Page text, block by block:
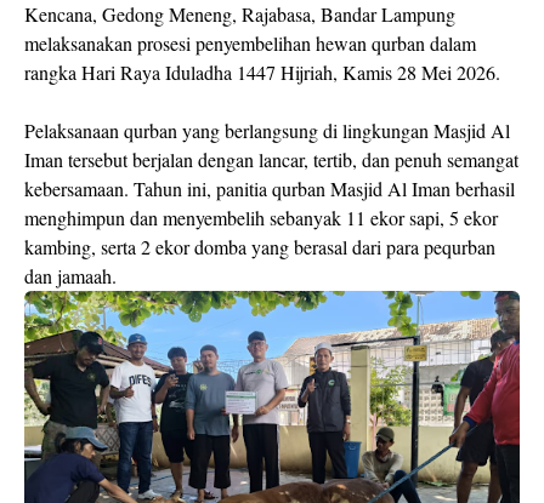
Kencana, Gedong Meneng, Rajabasa, Bandar Lampung
melaksanakan prosesi penyembelihan hewan qurban dalam
rangka Hari Raya Iduladha 1447 Hijriah, Kamis 28 Mei 2026.
Pelaksanaan qurban yang berlangsung di lingkungan Masjid Al
Iman tersebut berjalan dengan lancar, tertib, dan penuh semangat
kebersamaan. Tahun ini, panitia qurban Masjid Al Iman berhasil
menghimpun dan menyembelih sebanyak 11 ekor sapi, 5 ekor
kambing, serta 2 ekor domba yang berasal dari para pequrban
dan jamaah.